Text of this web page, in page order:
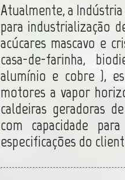
Atualmente, a
para industrialização
acúcares mascavo e
casa-de-farinha,
alumínio e cobre ),
motores a vapor
caldeiras geradoras
com capacidade
especificações do